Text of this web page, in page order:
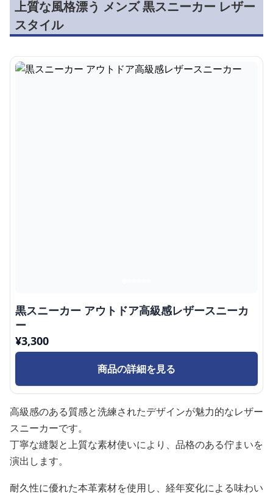
上質な風格漂う メンズ 黒スニーカー レザー
スタイル
黒スニーカー アウトドア高級感レザースニーカ
ー
¥3,300
商品の詳細を見る
高級感のある質感と洗練されたデザインが魅力的なレザー
スニーカーです。
丁寧な縫製と上質な素材使いにより、品格のある佇まいを
演出します。
耐久性に優れた本革素材を使用し、経年変化による味わい